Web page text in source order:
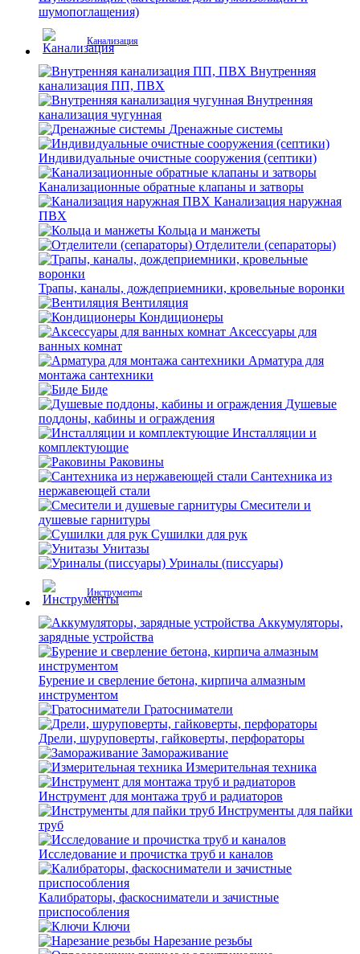
шумопоглащения)
Канализация
Внутренняя
канализация ПП, ПВХ
Внутренняя
канализация чугунная
Дренажные системы
Индивидуальные очистные сооружения (септики)
Канализационные обратные клапаны и затворы
Канализация наружная
ПВХ
Кольца и манжеты
Отделители (сепараторы)
Трапы, каналы, дождеприемники, кровельные воронки
Вентиляция
Кондиционеры
Аксессуары для
ванных комнат
Арматура для
монтажа сантехники
Биде
Душевые
поддоны, кабины и ограждения
Инсталляции и
комплектующие
Раковины
Сантехника из
нержавеющей стали
Смесители и
душевые гарнитуры
Сушилки для рук
Унитазы
Уриналы (писсуары)
Инструменты
Аккумуляторы,
зарядные устройства
Бурение и сверление бетона, кирпича алмазным
инструментом
Гратосниматели
Дрели, шуруповерты, гайковерты, перфораторы
Замораживание
Измерительная техника
Инструмент для монтажа труб и радиаторов
Инструменты для пайки
труб
Исследование и прочистка труб и каналов
Калибраторы, фаскосниматели и зачистные
приспособления
Ключи
Нарезание резьбы